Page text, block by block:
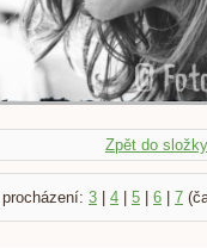
Zpět do složky
3 4 5 6 7